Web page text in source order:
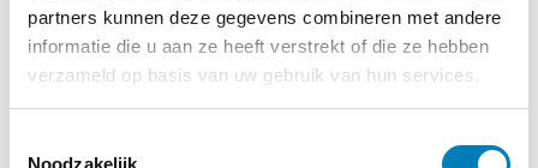
partners kunnen deze gegevens combineren met andere
informatie die u aan ze heeft verstrekt of die ze hebben
verzameld op basis van uw gebruik van hun services.
Noodzakelijk